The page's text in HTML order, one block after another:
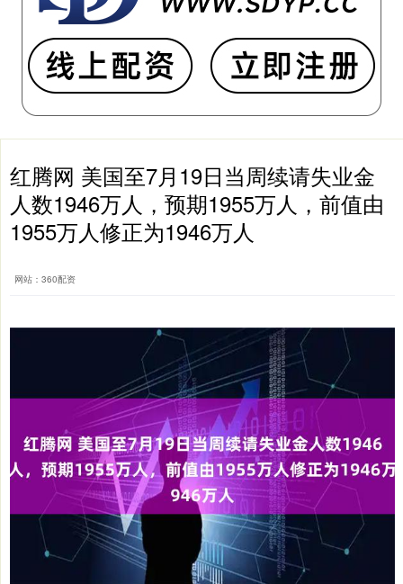
红腾网 美国至7月19日当周续请失业金
人数1946万人，预期1955万人，前值由
1955万人修正为1946万人
网站：360配资